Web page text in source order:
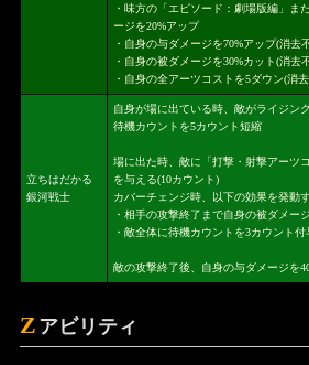
・味方の「エピソード：劇場版編」ま
ージを20%アップ
・自身の与ダメージを70%アップ(消去
・自身の被ダメージを30%カット(消去
・自身の全アーツコストを5ダウン(消
立ちはだかる
銀河戦士
自身が場に出ている時、敵がライジン
待機カウントを5カウント短縮
場に出た時、敵に「打撃・射撃アーツ
を与える(10カウント)
カバーチェンジ時、以下の効果を発動
・相手の攻撃終了まで自身の被ダメー
・敵全体に待機カウントを3カウント付
敵の攻撃終了後、自身の与ダメージを
Z アビリティ